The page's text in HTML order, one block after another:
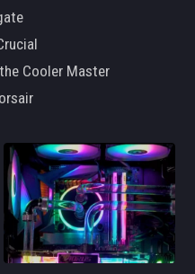
Cooler Master